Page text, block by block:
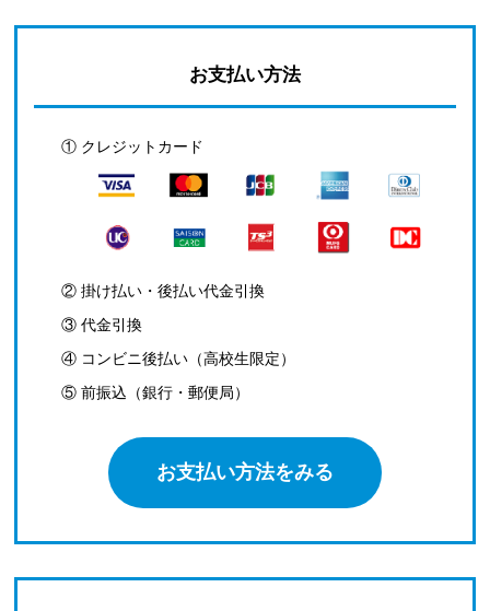
お支払い方法
① クレジットカード
② 掛け払い・後払い代金引換
③ 代金引換
④ コンビニ後払い（高校生限定）
⑤ 前振込（銀行・郵便局）
お支払い方法をみる